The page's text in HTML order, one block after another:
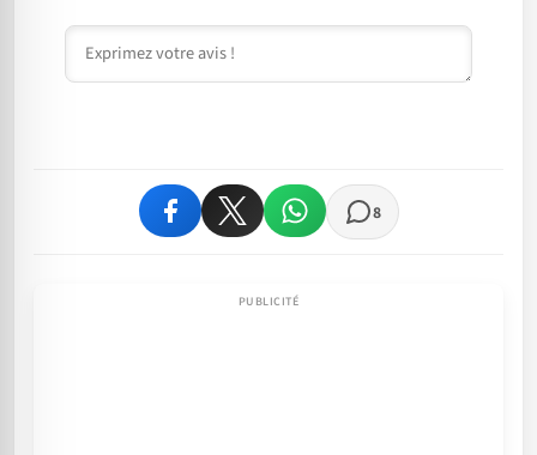
Commentaire
8